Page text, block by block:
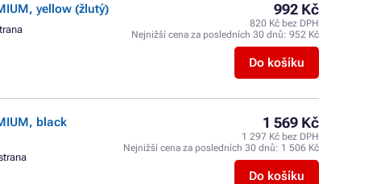
yellow (žlutý) 992 Kč
820 Kč bez DPH
Nejnižší cena za posledních 30 dnů: 952 Kč
Do košíku
black
1 569 Kč
1 297 Kč bez DPH
Nejnižší cena za posledních 30 dnů: 1 506 Kč
Do košíku